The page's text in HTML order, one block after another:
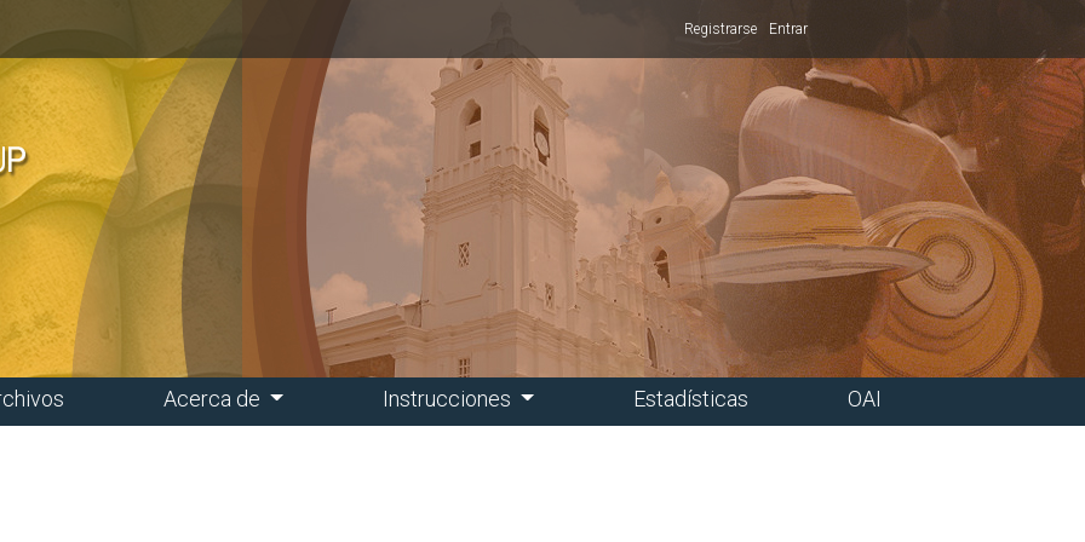
Registrarse Entrar
Acerca de Instrucciones Estadísticas OAI